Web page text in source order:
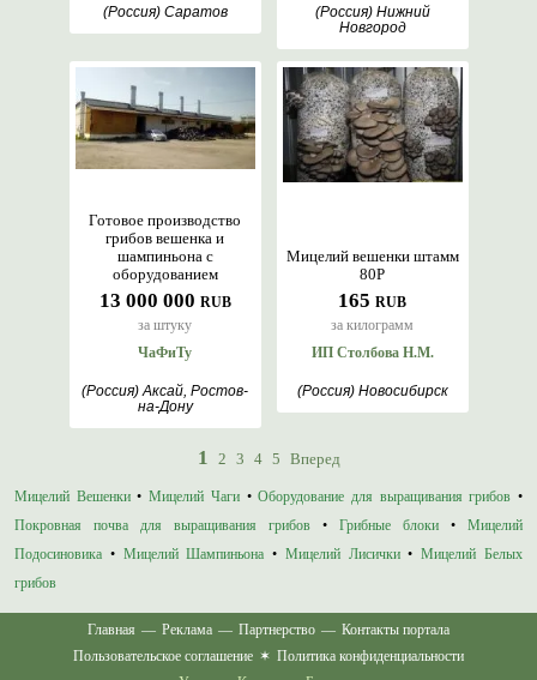
(Россия) Саратов
(Россия) Нижний
Новгород
13 000 000 RUB
за штуку
Готовое производство
грибов вешенка и
шампиньона с
оборудованием
ЧаФиТу
(Россия) Аксай, Ростов-
на-Дону
165 RUB
за килограмм
Мицелий вешенки штамм
80Р
ИП Столбова Н.М.
(Россия) Новосибирск
1 2 3 4 5 Вперед
Мицелий Вешенки•Мицелий Чаги•Оборудование для выращивания грибов •
Покровная почва для выращивания грибов • Грибные блоки • Мицелий
Подосиновика • Мицелий Шампиньона • Мицелий Лисички•Мицелий Белых
грибов
Главная — Реклама — Партнерство — Контакты портала
Пользовательское соглашение ✶ Политика конфиденциальности